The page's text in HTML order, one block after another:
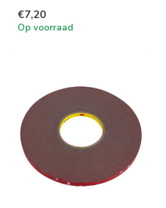
20...
€7,20
Op voorraad